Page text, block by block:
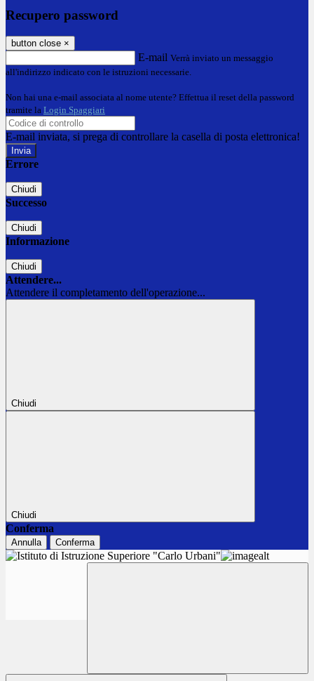
Recupero password
button close ×
E-mail Verrà inviato un messaggio
all'indirizzo indicato con le istruzioni necessarie.
Non hai una e-mail associata al nome utente? Effettua il reset della password
tramite la Login Spaggiari
E-mail inviata, si prega di controllare la casella di posta elettronica!
Errore
Chiudi
Successo
Chiudi
Informazione
Chiudi
Attendere...
Attendere il completamento dell'operazione...
Chiudi
Chiudi
Conferma
Annulla Conferma